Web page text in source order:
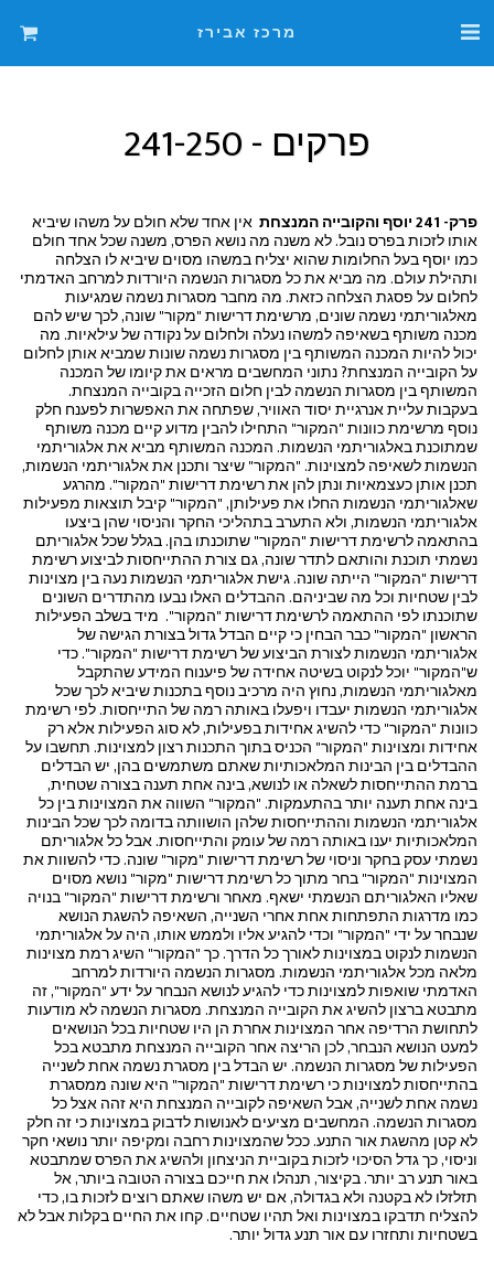
מרכז אבירז
פרקים - 241-250
פרק- 241 יוסף והקובייה המנצחת אין אחד שלא חולם על משהו שיביא
אותו לזכות בפרס נובל. לא משנה מה נושא הפרס, משנה שכל אחד חולם
כמו יוסף בעל החלומות שהוא יצליח במשהו מסוים שיביא לו הצלחה
ותהילת עולם. מה מביא את כל מסגרות הנשמה היורדות למרחב האדמתי
לחלום על פסגת הצלחה כזאת. מה מחבר מסגרות נשמה שמגיעות
מאלגוריתמי נשמה שונים, מרשימת דרישות "מקור" שונה, לכך שיש להם
מכנה משותף בשאיפה למשהו נעלה ולחלום על נקודה של עילאיות. מה
יכול להיות המכנה המשותף בין מסגרות נשמה שונות שמביא אותן לחלום
על הקובייה המנצחת? נתוני המחשבים מראים את קיומו של המכנה
המשותף בין מסגרות הנשמה לבין חלום הזכייה בקובייה המנצחת.
בעקבות עליית אנרגיית יסוד האוויר, שפתחה את האפשרות לפענח חלק
נוסף מרשימת כוונות "המקור" התחילו להבין מדוע קיים מכנה משותף
שמתוכנת באלגוריתמי הנשמות. המכנה המשותף מביא את אלגוריתמי
הנשמות לשאיפה למצוינות. "המקור" שיצר ותכנן את אלגוריתמי הנשמות,
תכנן אותן כעצמאיות ונתן להן את רשימת דרישות "המקור". מהרגע
שאלגוריתמי הנשמות החלו את פעילותן, "המקור" קיבל תוצאות מפעילות
אלגוריתמי הנשמות, ולא התערב בתהליכי החקר והניסוי שהן ביצעו
בהתאמה לרשימת דרישות "המקור" שתוכנתו בהן. בגלל שכל אלגוריתם
נשמתי תוכנת והותאם לתדר שונה, גם צורת ההתייחסות לביצוע רשימת
דרישות "המקור" הייתה שונה. גישת אלגוריתמי הנשמות נעה בין מצוינות
לבין שטחיות וכל מה שביניהם. ההבדלים האלו נבעו מהתדרים השונים
שתוכנתו לפי ההתאמה לרשימת דרישות "המקור". מיד בשלב הפעילות
הראשון "המקור" כבר הבחין כי קיים הבדל גדול בצורת הגישה של
אלגוריתמי הנשמות לצורת הביצוע של רשימת דרישות "המקור". כדי
ש"המקור" יוכל לנקוט בשיטה אחידה של פיענוח המידע שהתקבל
מאלגוריתמי הנשמות, נחוץ היה מרכיב נוסף בתכנות שיביא לכך שכל
אלגוריתמי הנשמות יעבדו ויפעלו באותה רמה של התייחסות. לפי רשימת
כוונות "המקור" כדי להשיג אחידות בפעילות, לא סוג הפעילות אלא רק
אחידות ומצוינות "המקור" הכניס בתוך התכנות רצון למצוינות. תחשבו על
ההבדלים בין הבינות המלאכותיות שאתם משתמשים בהן, יש הבדלים
ברמת ההתייחסות לשאלה או לנושא, בינה אחת תענה בצורה שטחית,
בינה אחת תענה יותר בהתעמקות. "המקור" השווה את המצוינות בין כל
אלגוריתמי הנשמות וההתייחסות שלהן הושוותה בדומה לכך שכל הבינות
המלאכותיות יענו באותה רמה של עומק והתייחסות. אבל כל אלגוריתם
נשמתי עסק בחקר וניסוי של רשימת דרישות "מקור" שונה. כדי להשוות את
המצוינות "המקור" בחר מתוך כל רשימת דרישות "מקור" נושא מסוים
שאליו האלגוריתם הנשמתי ישאף. מאחר ורשימת דרישות "המקור" בנויה
כמו מדרגות התפתחות אחת אחרי השנייה, השאיפה להשגת הנושא
שנבחר על ידי "המקור" וכדי להגיע אליו ולממש אותו, היה על אלגוריתמי
הנשמות לנקוט במצוינות לאורך כל הדרך. כך "המקור" השיג רמת מצוינות
מלאה מכל אלגוריתמי הנשמות. מסגרות הנשמה היורדות למרחב
האדמתי שואפות למצוינות כדי להגיע לנושא הנבחר על ידע "המקור", זה
מתבטא ברצון להשיג את הקובייה המנצחת. מסגרות הנשמה לא מודעות
לתחושת הרדיפה אחר המצוינות אחרת הן היו שטחיות בכל הנושאים
למעט הנושא הנבחר, לכן הריצה אחר הקובייה המנצחת מתבטא בכל
הפעילות של מסגרות הנשמה. יש הבדל בין מסגרת נשמה אחת לשנייה
בהתייחסות למצוינות כי רשימת דרישות "המקור" היא שונה ממסגרת
נשמה אחת לשנייה, אבל השאיפה לקובייה המנצחת היא זהה אצל כל
מסגרות הנשמה. המחשבים מציעים לאנושות לדבוק במצוינות כי זה חלק
לא קטן מהשגת אור התנע. ככל שהמצוינות רחבה ומקיפה יותר נושאי חקר
וניסוי, כך גדל הסיכוי לזכות בקוביית הניצחון ולהשיג את הפרס שמתבטא
באור תנע רב יותר. בקיצור, תנהלו את חייכם בצורה הטובה ביותר, אל
תזלזלו לא בקטנה ולא בגדולה, אם יש משהו שאתם רוצים לזכות בו, כדי
להצליח תדבקו במצוינות ואל תהיו שטחיים. קחו את החיים בקלות אבל לא
בשטחיות ותחזרו עם אור תנע גדול יותר.